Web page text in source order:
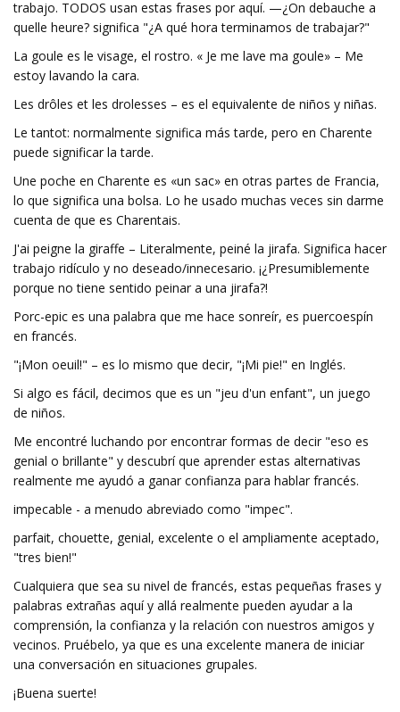
trabajo. TODOS usan estas frases por aquí. —¿On debauche a
quelle heure? significa "¿A qué hora terminamos de trabajar?"
La goule es le visage, el rostro. « Je me lave ma goule» – Me
estoy lavando la cara.
Les drôles et les drolesses – es el equivalente de niños y niñas.
Le tantot: normalmente significa más tarde, pero en Charente
puede significar la tarde.
Une poche en Charente es «un sac» en otras partes de Francia,
lo que significa una bolsa. Lo he usado muchas veces sin darme
cuenta de que es Charentais.
J'ai peigne la giraffe – Literalmente, peiné la jirafa. Significa hacer
trabajo ridículo y no deseado/innecesario. ¡¿Presumiblemente
porque no tiene sentido peinar a una jirafa?!
Porc-epic es una palabra que me hace sonreír, es puercoespín
en francés.
"¡Mon oeuil!" – es lo mismo que decir, "¡Mi pie!" en Inglés.
Si algo es fácil, decimos que es un "jeu d'un enfant", un juego
de niños.
Me encontré luchando por encontrar formas de decir "eso es
genial o brillante" y descubrí que aprender estas alternativas
realmente me ayudó a ganar confianza para hablar francés.
impecable - a menudo abreviado como "impec".
parfait, chouette, genial, excelente o el ampliamente aceptado,
"tres bien!"
Cualquiera que sea su nivel de francés, estas pequeñas frases y
palabras extrañas aquí y allá realmente pueden ayudar a la
comprensión, la confianza y la relación con nuestros amigos y
vecinos. Pruébelo, ya que es una excelente manera de iniciar
una conversación en situaciones grupales.
¡Buena suerte!